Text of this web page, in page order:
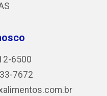
6500
7672